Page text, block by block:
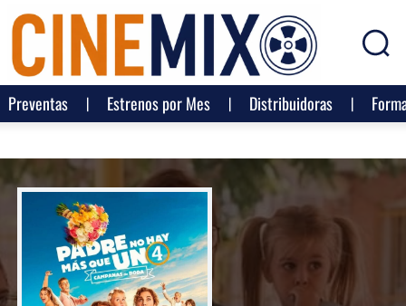
Preventas Estrenos por Mes Distribuidoras